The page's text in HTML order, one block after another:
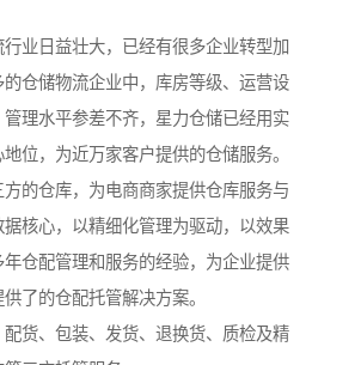
行业日益壮大，已经有很多企业转型加
的仓储物流企业中，库房等级、运营设
理水平参差不齐，星力仓储已经用实
位，为近万家客户提供的仓储服务。
的仓库，为电商商家提供仓库服务与
核心，以精细化管理为驱动，以效果
年仓配管理和服务的经验，为企业提供
了的仓配托管解决方案。
配货、包装、发货、退换货、质检及精